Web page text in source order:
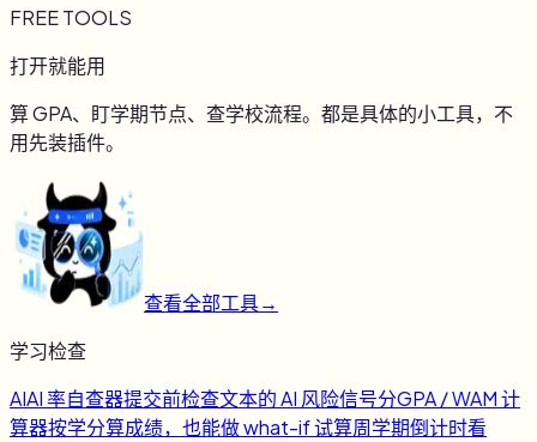
FREE TOOLS
打开就能用
算 GPA、盯学期节点、查学校流程。都是具体的小工具，不
用先装插件。
查看全部工具→
学习检查
AIAI 率自查器提交前检查文本的 AI 风险信号分GPA / WAM 计
算器按学分算成绩，也能做 what-if 试算周学期倒计时看